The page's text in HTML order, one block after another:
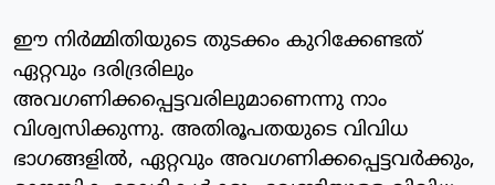
ഈ നിര്‍മ്മിതിയുടെ തുടക്കം കുറിക്കേണ്ടത്
ഏറ്റവും ദരിദ്രരിലും
അവഗണിക്കപ്പെട്ടവരിലുമാണെന്നു നാം
വിശ്വസിക്കുന്നു. അതിരൂപതയുടെ വിവിധ
ഭാഗങ്ങളില്‍, ഏറ്റവും അവഗണിക്കപ്പെട്ടവര്‍ക്കും,